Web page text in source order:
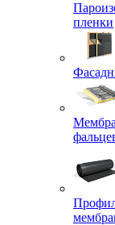
пленки